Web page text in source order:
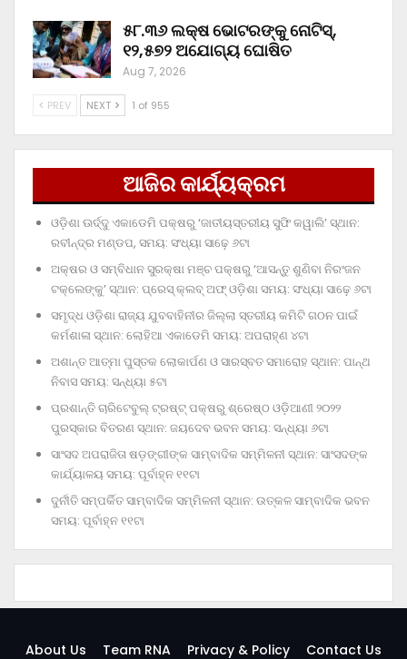
୫୮.୩୬ ଲକ୍ଷ ଭୋଟରଙ୍କୁ ନୋଟିସ୍‌,
୧୨,୫୭୨ ଅଯୋଗ୍ୟ ଘୋଷିତ
Aug 7, 2026
PREV NEXT 1 of 955
ଆଜିର କାର୍ଯ୍ୟକ୍ରମ
ଓଡ଼ିଶା ଊର୍ଦ୍ଦୁ ଏକାଡେମି ପକ୍ଷରୁ ‘ଜାତୀୟସ୍ତରୀୟ ସୁଫି କୱାଲି’ ସ୍ଥାନ:
ରବୀନ୍ଦ୍ର ମଣ୍ଡପ, ସମୟ: ସଂଧ୍ୟା ସାଢ଼େ ୬ଟା
ଅକ୍ଷର ଓ ସମ୍ବିଧାନ ସୁରକ୍ଷା ମଞ୍ଚ ପକ୍ଷରୁ ‘ଆସନ୍ତୁ ଶୁଣିବା ନିରଂଜନ
ଟକ୍‌ଲେଙ୍କୁ’ ସ୍ଥାନ: ପ୍ରେସ୍‌ କ୍ଲବ୍‌ ଅଫ୍‌ ଓଡ଼ିଶା ସମୟ: ସଂଧ୍ୟା ସାଢ଼େ ୬ଟା
ସମୃଦ୍ଧ ଓଡ଼ିଶା ରାଜ୍ୟ ଯୁବବାହିନୀର ଜିଲ୍ଲା ସ୍ତରୀୟ କମିଟି ଗଠନ ପାଇଁ
କର୍ମଶାଳା ସ୍ଥାନ: ଲୋହିଆ ଏକାଡେମି ସମୟ: ଅପରାହ୍‌ଣ ୪ଟା
ଅଶାନ୍ତ ଆତ୍ମା ପୁସ୍ତକ ଲୋକାର୍ପଣ ଓ ସାରସ୍ବତ ସମାରୋହ ସ୍ଥାନ: ପାନ୍ଥ
ନିବାସ ସମୟ: ସନ୍ଧ୍ୟା ୫ଟା
ପ୍ରଶାନ୍ତି ଚାରିଟେବୁଲ୍‌ ଟ୍ରଷ୍ଟ୍‌ ପକ୍ଷରୁ ଶ୍ରେଷ୍ଠ ଓଡ଼ିଆଣୀ ୨୦୨୨
ପୁରସ୍କାର ବିତରଣ ସ୍ଥାନ: ଜୟଦେବ ଭବନ ସମୟ: ସନ୍ଧ୍ୟା ୬ଟା
ସାଂସଦ ଅପରାଜିତା ଷଡ଼ଙ୍ଗୀଙ୍କ ସାମ୍ବାଦିକ ସମ୍ମିଳନୀ ସ୍ଥାନ: ସାଂସଦଙ୍କ
କାର୍ଯ୍ୟାଳୟ ସମୟ: ପୂର୍ବାହ୍ନ ୧୧ଟା
ଦୁର୍ନୀତି ସମ୍ପର୍କିତ ସାମ୍ବାଦିକ ସମ୍ମିଳନୀ ସ୍ଥାନ: ଉତ୍କଳ ସାମ୍ବାଦିକ ଭବନ
ସମୟ: ପୂର୍ବାହ୍ନ ୧୧ଟା
About Us Team RNA Privacy & Policy Contact Us